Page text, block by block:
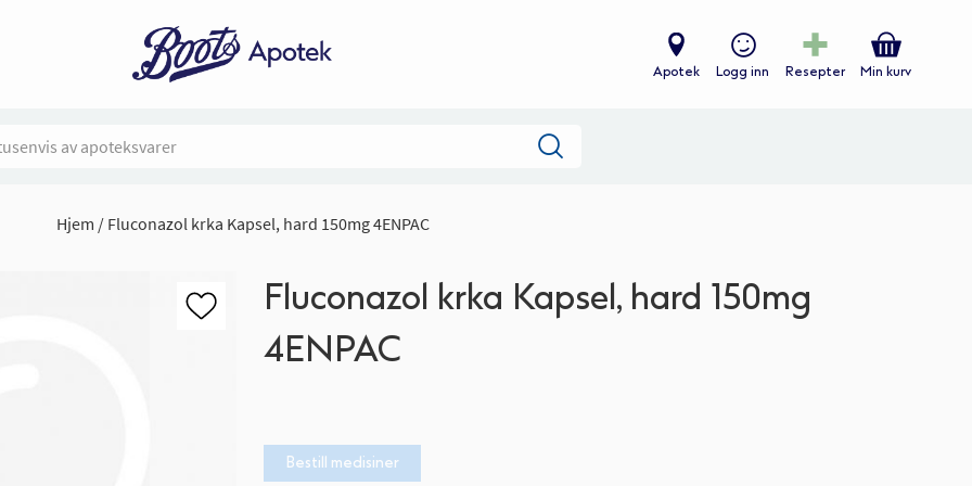
Apotek Logg inn Resepter Min kurv
Hjem Fluconazol krka Kapsel, hard 150mg 4ENPAC
Fluconazol krka Kapsel, hard 150mg
4ENPAC
Bestill medisiner